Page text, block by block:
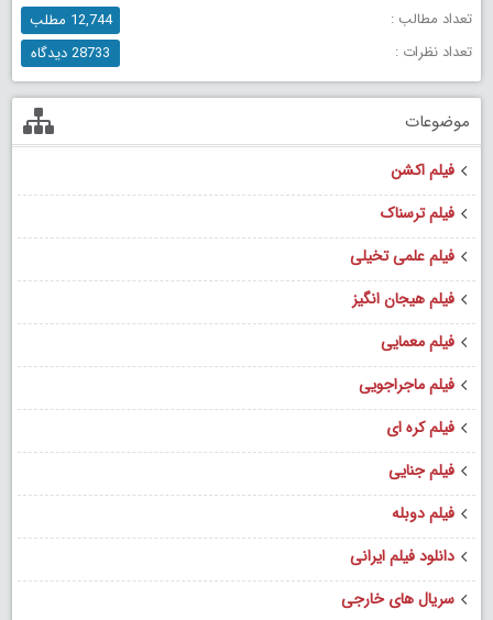
تعداد مطالب :
12,744 مطلب
تعداد نظرات :
28733 دیدگاه
موضوعات
فیلم اکشن
فیلم ترسناک
فیلم علمی تخیلی
فیلم هیجان انگیز
فیلم معمایی
فیلم ماجراجویی
فیلم کره ای
فیلم جنایی
فیلم دوبله
دانلود فیلم ایرانی
سریال های خارجی